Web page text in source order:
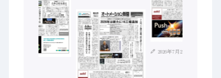
2026年7月21日